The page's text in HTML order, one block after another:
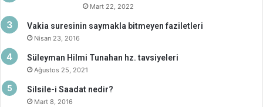
Mart 22, 2022
Vakia suresinin saymakla bitmeyen faziletleri
Nisan 23, 2016
Süleyman Hilmi Tunahan hz. tavsiyeleri
Ağustos 25, 2021
Silsile-i Saadat nedir?
Mart 8, 2016